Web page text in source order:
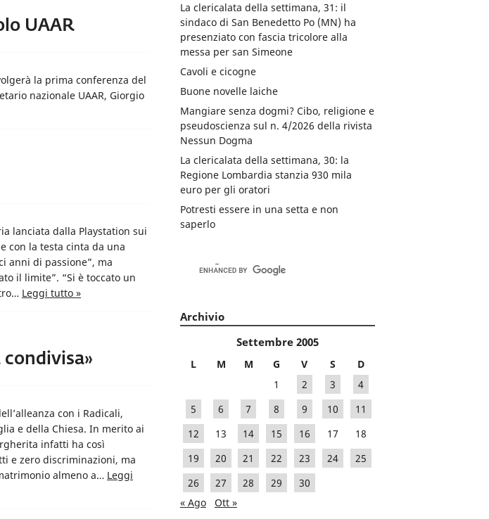
UAAR
la prima conferenza del
nazionale UAAR, Giorgio
lanciata dalla Playstation sui
con la testa cinta da una
anni di passione”, ma
il limite”. “Si è toccato un
Leggi tutto »
condivisa»
con i Radicali,
e della Chiesa. In merito ai
infatti ha così
e zero discriminazioni, ma
almeno a… Leggi
La clericalata della settimana, 31: il
sindaco di San Benedetto Po (MN) ha
presenziato con fascia tricolore alla
messa per san Simeone
Cavoli e cicogne
Buone novelle laiche
Mangiare senza dogmi? Cibo, religione e
pseudoscienza sul n. 4/2026 della rivista
Nessun Dogma
La clericalata della settimana, 30: la
Regione Lombardia stanzia 930 mila
euro per gli oratori
Potresti essere in una setta e non
saperlo
Archivio
Settembre 2005
L M M G V S
D
1
2 3
4
5
6 7 8 9 10
11
12
13 14 15 16 17
18
19
20 21 22 23 24
25
26
27 28 29
30
« Ago
Ott »